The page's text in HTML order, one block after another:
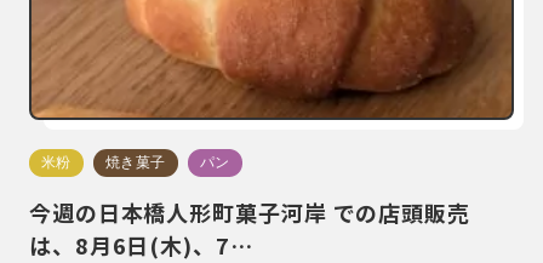
米粉 焼き菓子 パン
今週の日本橋人形町菓子河岸 での店頭販売
は、8月6日(木)、7…